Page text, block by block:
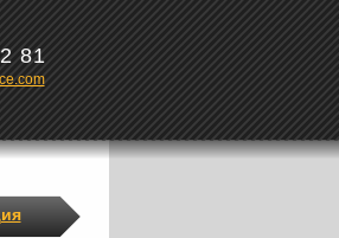
81